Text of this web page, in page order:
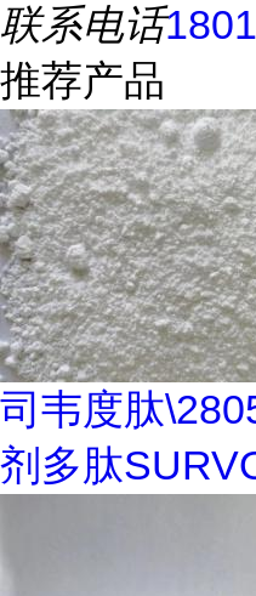
联系电话
推荐产品
司韦度肽
剂多肽